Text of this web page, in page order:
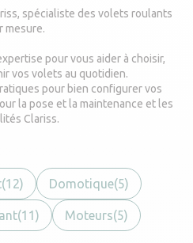
spécialiste des volets roulants
mesure.
pour vous aider à choisir,
vos volets au quotidien.
pour bien configurer vos
la pose et la maintenance et les
Clariss.
(12) Domotique(5)
(11) Moteurs(5)